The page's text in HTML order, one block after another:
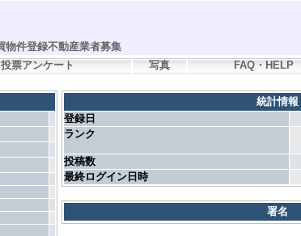
投票アンケート 写真 FAQ・HELP
統計情報
登録日
ランク
投稿数
最終ログイン日時
署名